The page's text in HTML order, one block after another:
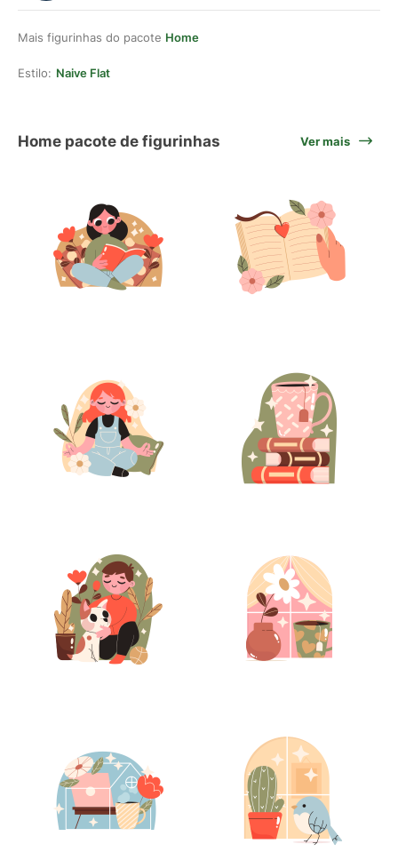
Mais figurinhas do pacote Home
Estilo: Naive Flat
Home pacote de figurinhas Ver mais